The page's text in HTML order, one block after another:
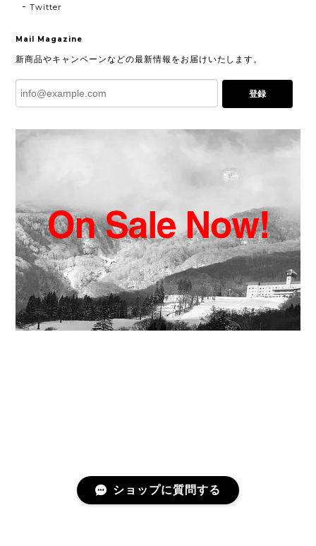
Twitter
Mail Magazine
新商品やキャンペーンなどの最新情報をお届けいたします。
登録
ショップに質問する